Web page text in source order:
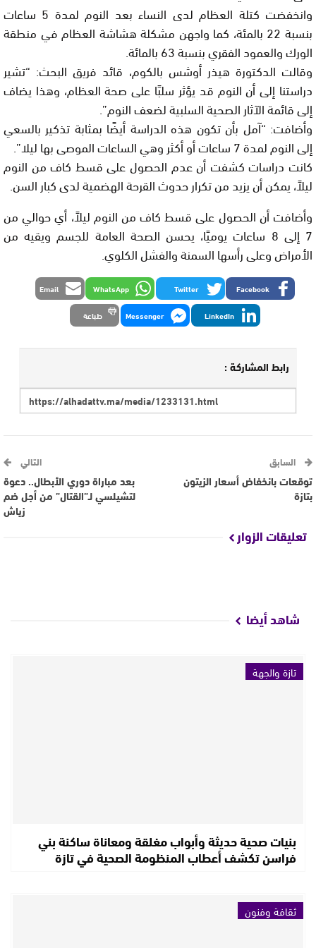
وانخفضت كتلة العظام لدى النساء بعد النوم لمدة 5 ساعات
بنسبة 22 بالمئة، كما واجهن مشكلة هشاشة العظام في منطقة
الورك والعمود الفقري بنسبة 63 بالمائة.
وقالت الدكتورة هيذر أوشس بالكوم، قائد فريق البحث: “تشير
دراستنا إلى أن النوم قد يؤثر سلبًا على صحة العظام، وهذا يضاف
إلى قائمة الآثار الصحية السلبية لضعف النوم”.
وأضافت: “آمل بأن تكون هذه الدراسة أيضًا بمثابة تذكير بالسعي
إلى النوم لمدة 7 ساعات أو أكثر وهي الساعات الموصى بها ليلا”.
كانت دراسات كشفت أن عدم الحصول على قسط كاف من النوم
ليلاً، يمكن أن يزيد من تكرار حدوث القرحة الهضمية لدى كبار السن.
وأضافت أن الحصول على قسط كاف من النوم ليلاً، أي حوالي من
7 إلى 8 ساعات يوميًا، يحسن الصحة العامة للجسم ويقيه من
الأمراض وعلى رأسها السمنة والفشل الكلوي.
Facebook
Twitter
WhatsApp
Email
LinkedIn
Messenger طباعة
رابط المشاركة :
السابق
توقعات بانخفاض أسعار الزيتون
بتازة
التالي
بعد مباراة دوري الأبطال.. دعوة
لتشيلسي لـ”القتال” من أجل ضم
زياش
تعليقات الزوار
شاهد أيضا
تازة والجهة
بنيات صحية حديثة وأبواب مغلقة ومعاناة ساكنة بني
فراسن تكشف أعطاب المنظومة الصحية في تازة
ثقافة وفنون